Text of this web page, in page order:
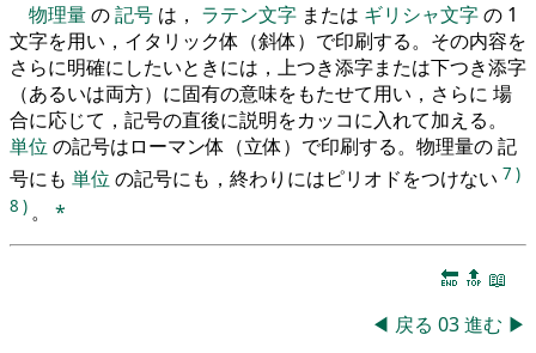
物理量の記号 は， ラテン文字 または ギリシャ文字の 1
文字を用い，イタリック体（斜体）で印刷する。その内容を
さらに明確にしたいときには，上つき添字または下つき添字
（あるいは両方）に固有の意味をもたせて用い，さらに 場
合に応じて，記号の直後に説明をカッコに入れて加える。
単位の記号はローマン体（立体）で印刷する。物理量の 記
号にも 単位の記号にも，終わりにはピリオドをつけない 7 )
8 ) 。 *
🔚 🔝 📖
◀ 戻る 03進む ▶